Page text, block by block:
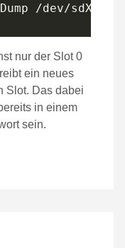
nur der Slot 0
ein neues
Slot. Das dabei
in einem
sein.